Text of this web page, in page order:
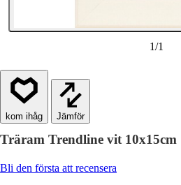
1/1
Jämför
Träram Trendline vit 10x15cm
Bli den första att recensera